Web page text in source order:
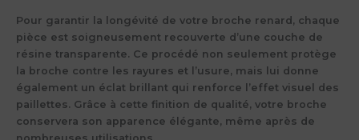
Pour garantir la longévité de votre broche renard , chaque
pièce est soigneusement recouverte d’une couche de
résine transparente. Ce procédé non seulement protège
la broche contre les rayures et l’usure, mais lui donne
également un éclat brillant qui renforce l’effet visuel des
paillettes. Grâce à cette finition de qualité, votre broche
conservera son apparence élégante, même après de